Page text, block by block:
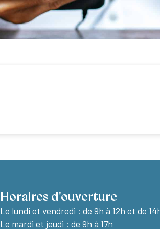
Horaires d'ouverture
Le lundi et vendredi : de 9h à 12h et de
Le mardi et jeudi : de 9h à 17h